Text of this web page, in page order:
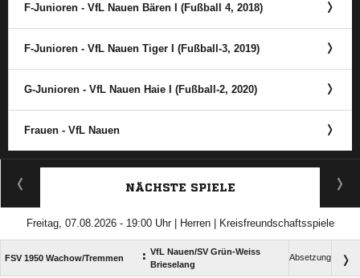
F-Junioren - VfL Nauen Bären I (Fußball 4, 2018)
F-Junioren - VfL Nauen Tiger I (Fußball-3, 2019)
G-Junioren - VfL Nauen Haie I (Fußball-2, 2020)
Frauen - VfL Nauen
ANZEIGE
NÄCHSTE SPIELE
Freitag, 07.08.2026 - 19:00 Uhr | Herren | Kreisfreundschaftsspiele
FSV 1950 Wachow/​Tremmen : VfL Nauen/​SV Grün-Weiss
Brieselang
Absetzung